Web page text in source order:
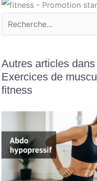
c
r
Autres articles
Exercices de
fitness